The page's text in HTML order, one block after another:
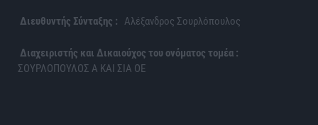
Διευθυντής Σύνταξης : Αλέξανδρος Σουρλόπουλος
Διαχειριστής και Δικαιούχος του ονόματος τομέα :
ΣΟΥΡΛΟΠΟΥΛΟΣ Α ΚΑΙ ΣΙΑ ΟΕ